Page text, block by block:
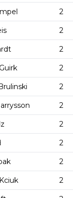
2
2
2
2
2
2
2
2
2
2